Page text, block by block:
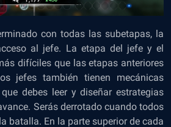
con todas las subetapas, la
al jefe. La etapa del jefe y el
difíciles que las etapas anteriores
jefes también tienen mecánicas
debes leer y diseñar estrategias
Serás derrotado cuando todos
batalla. En la parte superior de cada